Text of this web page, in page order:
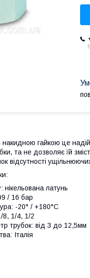
накидною гайкою це
та не дозволяє їй
відсутності
нікельована латунь
/ 16 бар
-20° / +180°С
8, 1/4, 1/2
трубок: від 3 до 12,5мм
Італія